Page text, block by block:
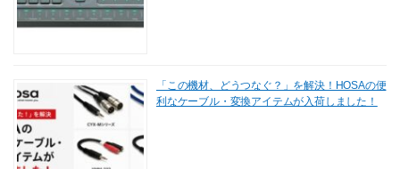
「この機材、どうつなぐ？」を解決！HOSAの便
利なケーブル・変換アイテムが入荷しました！